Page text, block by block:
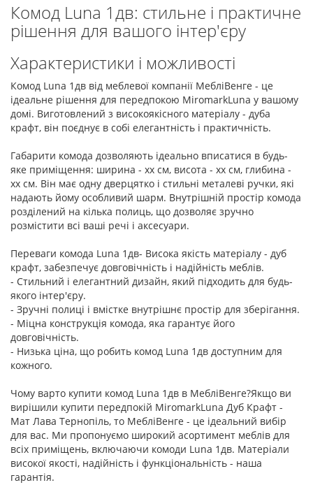
Комод Luna 1дв: стильне і практичне
рішення для вашого інтер'єру
Характеристики і можливості
Комод Luna 1дв від меблевої компанії МебліВенге - це
ідеальне рішення для передпокою MiromarkLuna у вашому
домі. Виготовлений з високоякісного матеріалу - дуба
крафт, він поєднує в собі елегантність і практичність.
Габарити комода дозволяють ідеально вписатися в будь-
яке приміщення: ширина - хх см, висота - хх см, глибина -
хх см. Він має одну дверцятко і стильні металеві ручки, які
надають йому особливий шарм. Внутрішній простір комода
розділений на кілька полиць, що дозволяє зручно
розмістити всі ваші речі і аксесуари.
Переваги комода Luna 1дв- Висока якість матеріалу - дуб
крафт, забезпечує довговічність і надійність меблів.
- Стильний і елегантний дизайн, який підходить для будь-
якого інтер'єру.
- Зручні полиці і вмістке внутрішнє простір для зберігання.
- Міцна конструкція комода, яка гарантує його
довговічність.
- Низька ціна, що робить комод Luna 1дв доступним для
кожного.
Чому варто купити комод Luna 1дв в МебліВенге?Якщо ви
вирішили купити передпокій MiromarkLuna Дуб Крафт -
Мат Лава Тернопіль, то МебліВенге - це ідеальний вибір
для вас. Ми пропонуємо широкий асортимент меблів для
всіх приміщень, включаючи комоди Luna 1дв. Матеріали
високої якості, надійність і функціональність - наша
гарантія.